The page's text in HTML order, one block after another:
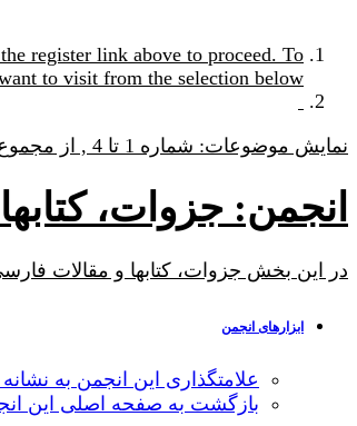
register link above to proceed. To
to visit from the selection below.
نمایش موضوعات: شماره 1 تا 4 , از مجموع ‍4 موضوع
انجمن: جزوات،
در این بخش جزوات، کتابها و مقالات
ابزارهای انجمن
علامتگذاری این انجمن به
بازگشت به صفحه اصلی این